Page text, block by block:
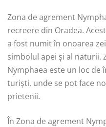
Zona de agrement
recreere din Oradea.
a fost numit în onoarea
simbolul apei și al naturii.
Nymphaea este un loc
turiști, unde se pot face
prietenii.
În Zona de agrement